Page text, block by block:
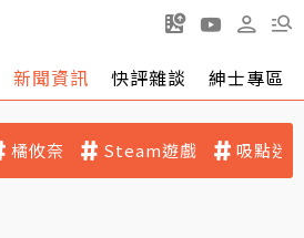
新聞資訊 快評雜談 紳士專區
橘攸奈 Steam遊戲 吸點迷